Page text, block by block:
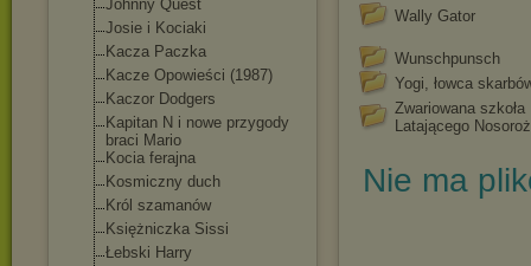
Johnny Quest
Josie i Kociaki
Kacza Paczka
Kacze Opowieści (1987)
Kaczor Dodgers
Kapitan N i nowe przygody
braci Mario
Kocia ferajna
Kosmiczny duch
Król szamanów
Księżniczka Sissi
Łebski Harry
Wally Gator
Wunschpunsch
Yogi, łowca
Zwariowana szkoła
Latającego
Nie ma